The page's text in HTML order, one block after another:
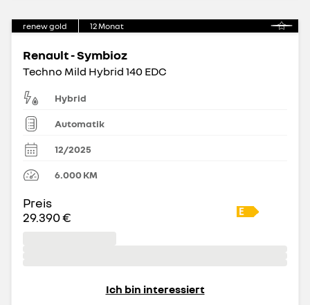
renew gold 12Monat
Renault - Symbioz
Techno Mild Hybrid 140 EDC
Hybrid
Automatik
12/2025
6.000KM
Preis
29.390 €
Ich bin interessiert